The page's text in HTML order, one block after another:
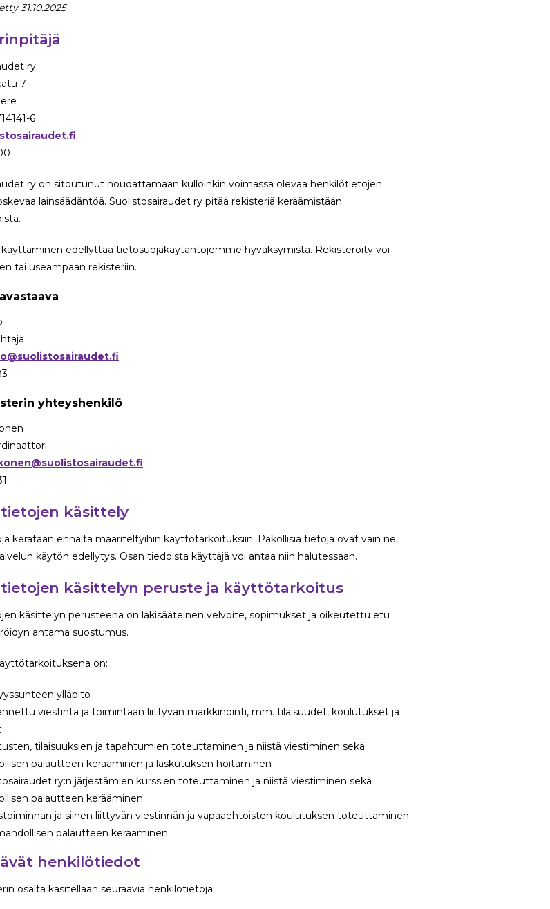
31.10.2025
ry
7
6
ry on sitoutunut noudattamaan kulloinkin voimassa olevaa henkilötietojen
lainsäädäntöä. Suolistosairaudet ry pitää rekisteriä keräämistään
käyttäminen edellyttää tietosuojakäytäntöjemme hyväksymistä. Rekisteröity voi
tai useampaan rekisteriin.
yhteyshenkilö
käsittely
kerätään ennalta määriteltyihin käyttötarkoituksiin. Pakollisia tietoja ovat vain ne,
käytön edellytys. Osan tiedoista käyttäjä voi antaa niin halutessaan.
käsittelyn peruste ja käyttötarkoitus
käsittelyn perusteena on lakisääteinen velvoite, sopimukset ja oikeutettu etu
antama suostumus.
on:
ylläpito
viestintä ja toimintaan liittyvän markkinointi, mm. tilaisuudet, koulutukset ja
tilaisuuksien ja tapahtumien toteuttaminen ja niistä viestiminen sekä
palautteen kerääminen ja laskutuksen hoitaminen
ry:n järjestämien kurssien toteuttaminen ja niistä viestiminen sekä
palautteen kerääminen
ja siihen liittyvän viestinnän ja vapaaehtoisten koulutuksen toteuttaminen
palautteen kerääminen
henkilötiedot
osalta käsitellään seuraavia henkilötietoja: